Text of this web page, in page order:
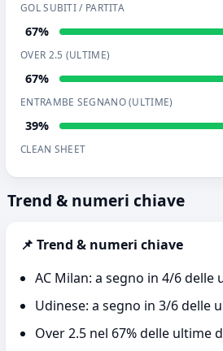
GOL SUBITI / PARTITA
67%
OVER 2.5 (ULTIME)
67%
ENTRAMBE SEGNANO (ULTIME)
39%
CLEAN SHEET
Trend & numeri chiave
📌 Trend & numeri chiave
AC Milan: a segno in 4/6
Udinese: a segno in 3/6 delle
Over 2.5 nel 67% delle ultime